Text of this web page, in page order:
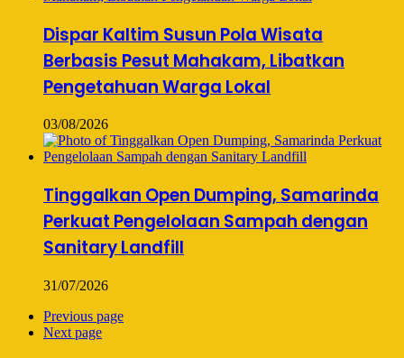
Dispar Kaltim Susun Pola Wisata
Berbasis Pesut Mahakam, Libatkan
Pengetahuan Warga Lokal
03/08/2026
Tinggalkan Open Dumping, Samarinda
Perkuat Pengelolaan Sampah dengan
Sanitary Landfill
31/07/2026
Previous page
Next page